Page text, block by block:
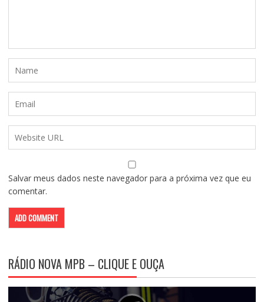
Salvar meus dados neste navegador para a próxima vez que eu
comentar.
RÁDIO NOVA MPB – CLIQUE E OUÇA